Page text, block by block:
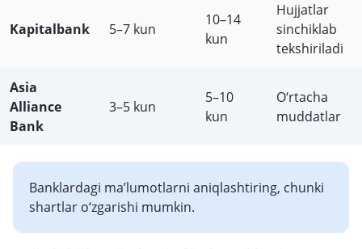
Kapitalbank 5–7 kun
10–14
kun
Hujjatlar
sinchiklab
tekshiriladi
Asia
Alliance
Bank
3–5 kun
5–10
kun
O‘rtacha
muddatlar
Banklardagi ma’lumotlarni aniqlashtiring, chunki
shartlar o‘zgarishi mumkin.